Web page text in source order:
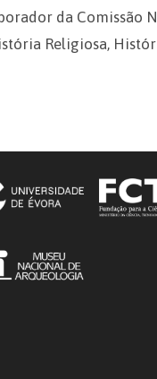
da Comissão
Religiosa,